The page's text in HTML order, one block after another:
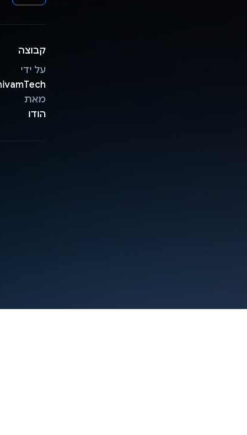
קבוצה
על ידי
מאת
הודו